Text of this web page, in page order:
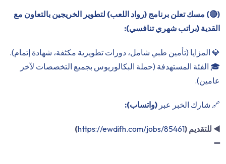
(
🔴) مسك تعلن برنامج (رواد اللعب) لتطوير الخريجين بالتعاون مع
القدية (براتب شهري تنافسي):
💎 المزايا (تأمين طبي شامل، دورات تطويرية مكثفة، شهادة إتمام).
🎓 الفئة المستهدفة (حملة البكالوريوس بجميع التخصصات لآخر
عامين).
🔗 شارك الخبر عبر (واتساب):
◀️ للتقديم (https://ewdifh.com/jobs/85461
)
➖